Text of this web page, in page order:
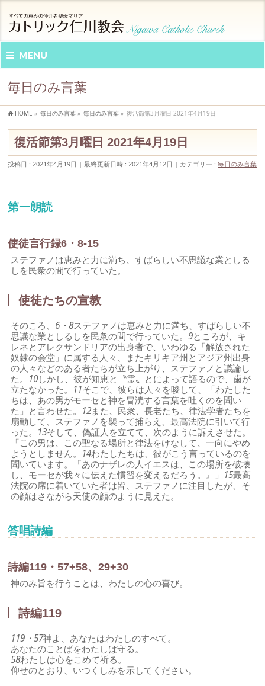
MENU
毎日のみ言葉
HOME » 毎日のみ言葉 » 毎日のみ言葉 » 復活節第3月曜日 2021年4月19日
復活節第3月曜日 2021年4月19日
投稿日 : 2021年4月19日 最終更新日時 : 2021年4月12日 カテゴリー :毎日のみ言葉
第一朗読
使徒言行録6・8-15
ステファノは恵みと力に満ち、すばらしい不思議な業としる
しを民衆の間で行っていた。
使徒たちの宣教
そのころ、 6・8ステファノは恵みと力に満ち、すばらしい不
思議な業としるしを民衆の間で行っていた。9ところが、キ
レネとアレクサンドリアの出身者で、いわゆる「解放された
奴隷の会堂」に属する人々、またキリキア州とアジア州出身
の人々などのある者たちが立ち上がり、ステファノと議論し
た。 10しかし、彼が知恵と〝霊〟とによって語るので、歯が
立たなかった。 11そこで、彼らは人々を唆して、「わたした
ちは、あの男がモーセと神を冒涜する言葉を吐くのを聞い
た」と言わせた。 12また、民衆、長老たち、律法学者たちを
扇動して、ステファノを襲って捕らえ、最高法院に引いて行
った。 13そして、偽証人を立てて、次のように訴えさせた。
「この男は、この聖なる場所と律法をけなして、一向にやめ
ようとしません。 14わたしたちは、彼がこう言っているのを
聞いています。『あのナザレの人イエスは、この場所を破壊
し、モーセが我々に伝えた慣習を変えるだろう。』」 15最高
法院の席に着いていた者は皆、ステファノに注目したが、そ
の顔はさながら天使の顔のように見えた。
答唱詩編
詩編119・57+58、29+30
神のみ旨を行うことは、わたしの心の喜び。
詩編119
119・57神よ、あなたはわたしのすべて。
あなたのことばをわたしは守る。
58わたしは心をこめて祈る。
仰せのとおり、いつくしみを示してください。